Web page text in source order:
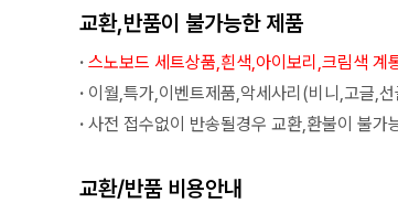
교환,반품이 불가능한 제품
· 스노보드 세트상품,흰색,아이보리,크림색 계
· 이월,특가,이벤트제품,악세사리(비니,고글,
· 사전 접수없이 반송될경우 교환,환불이 불가
교환/반품 비용안내